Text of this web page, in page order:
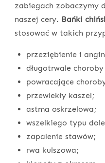
zabiegach zobaczymy
naszej cery. Bańki
stosować w takich
przeziębienie i
długotrwale
powracające
przewlekły kaszel;
astma oskrzelowa;
wszelkiego typu
zapalenie stawów;
rwa kulszowa;